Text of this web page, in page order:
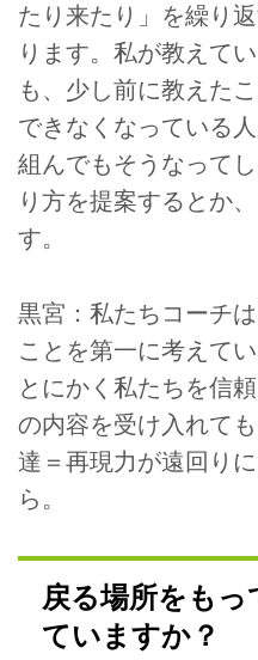
たり来たり」を繰り
ります。私が教えて
も、少し前に教えた
できなくなっている
組んでもそうなって
り方を提案するとか
す。
黒宮：私たちコーチ
ことを第一に考えて
とにかく私たちを信
の内容を受け入れて
達＝再現力が遠回り
ら。
戻る場所をもっ
ていますか？